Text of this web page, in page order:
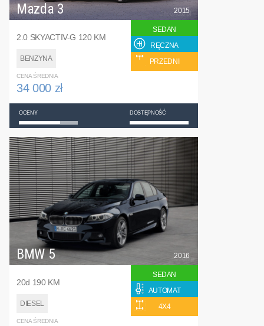
Mazda 3
2.0 SKYACTIV-G 120 KM
BENZYNA
2015
SEDAN
RĘCZNA
PRZEDNI
CENA ŚREDNIA
34 000 zł
OCENY DOSTĘPNOŚĆ
BMW 5
20d 190 KM
DIESEL
2016
SEDAN
AUTOMAT
4X4
CENA ŚREDNIA